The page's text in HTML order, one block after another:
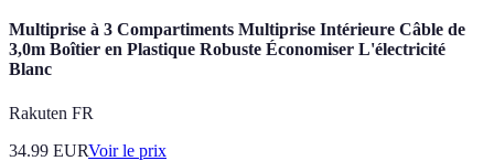
Multiprise à 3 Compartiments Multiprise Intérieure Câble de
3,0m Boîtier en Plastique Robuste Économiser L'électricité
Blanc
Rakuten FR
34.99 EURVoir le prix